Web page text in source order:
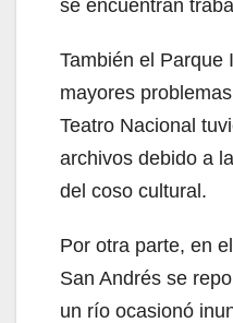
se encuentran
También el Parque
mayores
Teatro Nacional
archivos debido a
del coso cultural.
Por otra parte, en
San Andrés se
un río ocasionó